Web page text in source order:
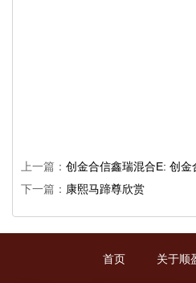
上一篇： 创金合信鑫瑞混合E: 创
下一篇： 康熙马蹄尊欣赏
首页 关于顺